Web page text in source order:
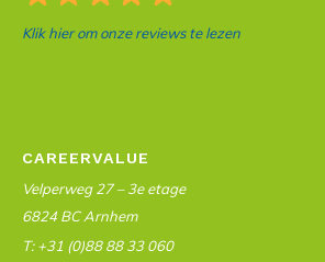
Klik hier om onze reviews te lezen
CAREERVALUE
Velperweg 27 – 3e etage
6824 BC Arnhem
T: +31 (0)88 88 33 060